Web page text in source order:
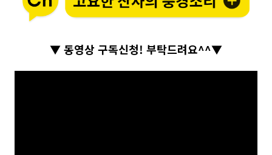
▼ 동영상 구독신청! 부탁드려요^^▼